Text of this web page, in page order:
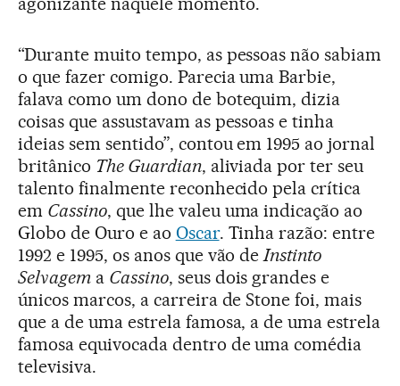
“Durante muito tempo, as pessoas não sabiam
o que fazer comigo. Parecia uma Barbie,
falava como um dono de botequim, dizia
coisas que assustavam as pessoas e tinha
ideias sem sentido”, contou em 1995 ao jornal
britânico The Guardian, aliviada por ter seu
talento finalmente reconhecido pela crítica
em Cassino, que lhe valeu uma indicação ao
Globo de Ouro e ao Oscar. Tinha razão: entre
1992 e 1995, os anos que vão de Instinto
Selvagema Cassino, seus dois grandes e
únicos marcos, a carreira de Stone foi, mais
que a de uma estrela famosa, a de uma estrela
famosa equivocada dentro de uma comédia
televisiva.